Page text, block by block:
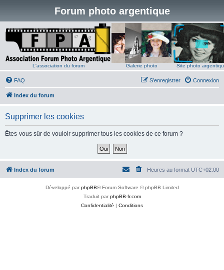
Forum photo argentique
L'association du forum Galerie photo Site photo
FAQ Connexion
S’enregistrer
Index du forum
Supprimer les cookies
Êtes-vous sûr de vouloir supprimer tous les cookies de ce forum ?
Index du forum Heures au format UTC+02:00
Développé parphpBB® Forum Software © phpBB Limited
Traduit parphpBB-fr.com
Confidentialité | Conditions